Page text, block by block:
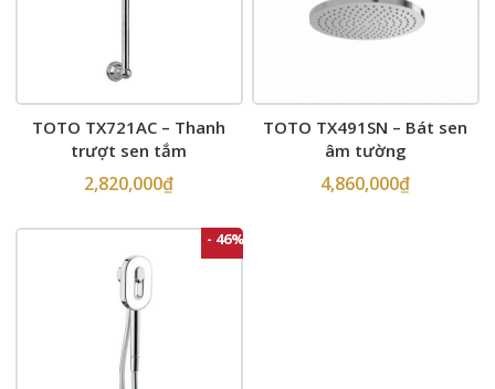
TOTO TX721AC – Thanh
trượt sen tắm
2,820,000₫
TOTO TX491SN – Bát sen
âm tường
4,860,000₫
- 46%